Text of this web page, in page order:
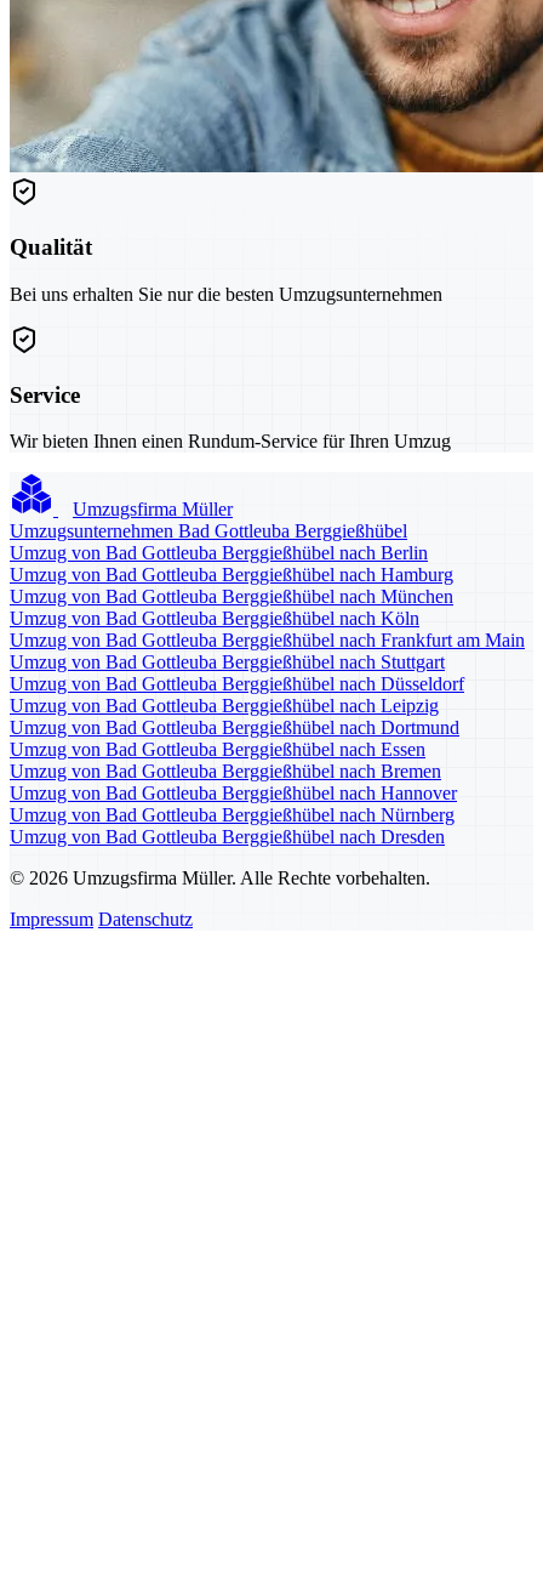
Qualität
Bei uns erhalten Sie nur die besten Umzugsunternehmen
Service
Wir bieten Ihnen einen Rundum-Service für Ihren Umzug
Umzugsfirma Müller
Umzugsunternehmen Bad Gottleuba Berggießhübel
Umzug von Bad Gottleuba Berggießhübel nach Berlin
Umzug von Bad Gottleuba Berggießhübel nach Hamburg
Umzug von Bad Gottleuba Berggießhübel nach München
Umzug von Bad Gottleuba Berggießhübel nach Köln
Umzug von Bad Gottleuba Berggießhübel nach Frankfurt am Main
Umzug von Bad Gottleuba Berggießhübel nach Stuttgart
Umzug von Bad Gottleuba Berggießhübel nach Düsseldorf
Umzug von Bad Gottleuba Berggießhübel nach Leipzig
Umzug von Bad Gottleuba Berggießhübel nach Dortmund
Umzug von Bad Gottleuba Berggießhübel nach Essen
Umzug von Bad Gottleuba Berggießhübel nach Bremen
Umzug von Bad Gottleuba Berggießhübel nach Hannover
Umzug von Bad Gottleuba Berggießhübel nach Nürnberg
Umzug von Bad Gottleuba Berggießhübel nach Dresden
© 2026 Umzugsfirma Müller. Alle Rechte vorbehalten.
Impressum Datenschutz